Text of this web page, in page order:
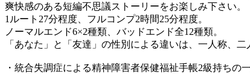
爽快感のある短編不思議ストーリーをお楽しみ下さい。
1ルート27分程度、フルコンプ2時間25分程度。
ノーマルエンド6×2種類、バッドエンド全12種類。
「あなた」と「友達」の性別による違いは、一人称、
・統合失調症による精神障害者保健福祉手帳2級持ちの